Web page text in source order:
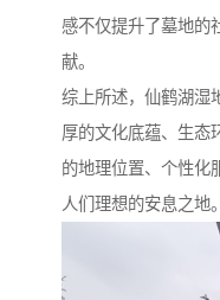
感不仅提升了墓地的
献。
综上所述，仙鹤湖湿
厚的文化底蕴、生态
的地理位置、个性化
人们理想的安息之地。